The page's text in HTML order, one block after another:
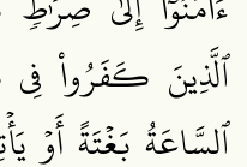
ٱلَّذِينَ كَفَرُواْ فِي
ٱلسَّاعَةُ بَغۡتَةً أَوۡ